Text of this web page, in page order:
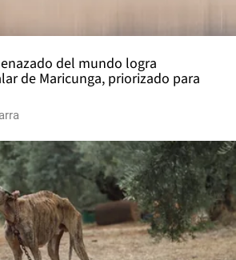
del mundo logra
de Maricunga, priorizado para